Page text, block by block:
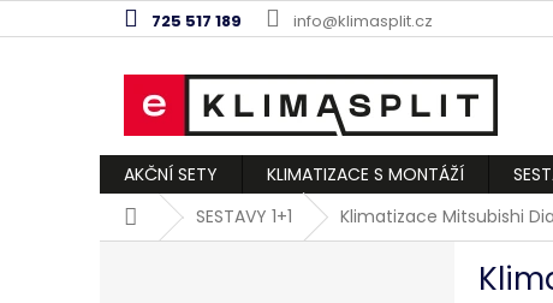
na
725 517 189 info@klimasplit.cz
AKČNÍ SETY KLIMATIZACE S MONTÁŽÍ
DomůSESTAVY 1+1 Klimatizace Mitsubishi